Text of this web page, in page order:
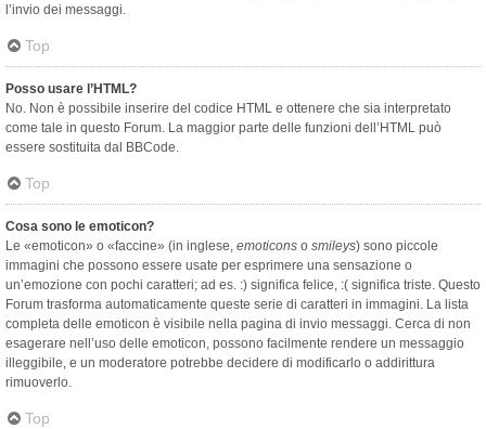
l’invio dei messaggi.
Top
Posso usare l’HTML?
No. Non è possibile inserire del codice HTML e ottenere che sia interpretato
come tale in questo Forum. La maggior parte delle funzioni dell’HTML può
essere sostituita dal BBCode.
Top
Cosa sono le emoticon?
Le «emoticon» o «faccine» (in inglese, emoticons o smileys) sono piccole
immagini che possono essere usate per esprimere una sensazione o
un’emozione con pochi caratteri; ad es. :) significa felice, :( significa triste. Questo
Forum trasforma automaticamente queste serie di caratteri in immagini. La lista
completa delle emoticon è visibile nella pagina di invio messaggi. Cerca di non
esagerare nell’uso delle emoticon, possono facilmente rendere un messaggio
illeggibile, e un moderatore potrebbe decidere di modificarlo o addirittura
rimuoverlo.
Top